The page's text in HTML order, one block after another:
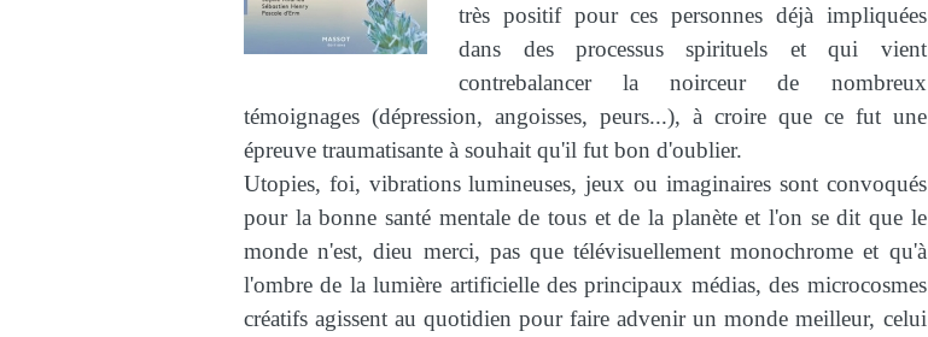
très positif pour ces personnes déjà impliquées
dans des processus spirituels et qui vient
contrebalancer la noirceur de nombreux
témoignages (dépression, angoisses, peurs...), à croire que ce fut une
épreuve traumatisante à souhait qu'il fut bon d'oublier.
Utopies, foi, vibrations lumineuses, jeux ou imaginaires sont convoqués
pour la bonne santé mentale de tous et de la planète et l'on se dit que le
monde n'est, dieu merci, pas que télévisuellement monochrome et qu'à
l'ombre de la lumière artificielle des principaux médias, des microcosmes
créatifs agissent au quotidien pour faire advenir un monde meilleur, celui